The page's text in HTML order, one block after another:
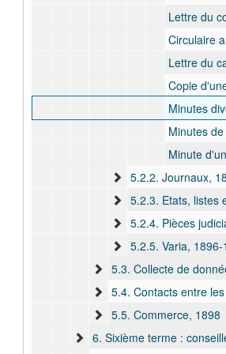
Lettre du consul d'Uganda [Fred Fernau] concernant la
Circulaire aux chefs de zone du Maniema, de Kabambare et
Lettre du capitaine Wilhelm Langheld des troupes
Copie d'une lettre du chef du territoire impérial d'Udjiji,
Minutes diverses de lettres sortantes
Minutes de lettres sortantes vers les
Minute d'un rapport mensuel sur
5.2.2. Journaux,
5.2.3. Etats, listes et
5.2.4. Pièces
5.2.5. Varia, 1896-
5.3. Collecte de
5.4. Contacts entre les Européens et
5.5. Commerce, 1898
6. Sixième terme : conseiller technique auprès de l'Anglo-Belgian India